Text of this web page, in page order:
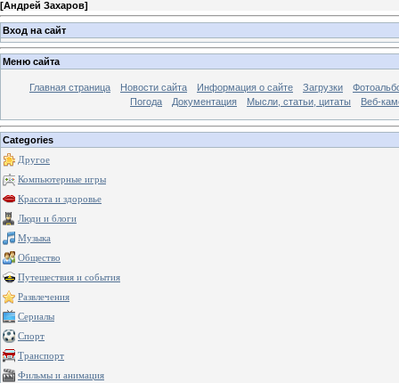
[Андрей Захаров]
Вход на сайт
Меню сайта
Главная страница Новости сайта Информация о сайте Загрузки
Погода
Документация Мысли, статьи, цитаты Веб-
Categories
Другое
Компьютерные игры
Красота и здоровье
Люди и блоги
Музыка
Общество
Путешествия и события
Развлечения
Сериалы
Спорт
Транспорт
Фильмы и анимация